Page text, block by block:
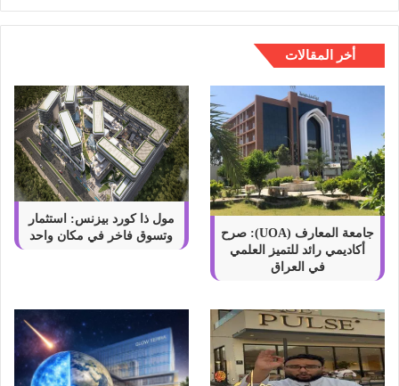
أخر المقالات
جامعة المعارف (UOA): صرح
أكاديمي رائد للتميز العلمي
في العراق
مول ذا كورد بيزنس: استثمار
وتسوق فاخر في مكان واحد